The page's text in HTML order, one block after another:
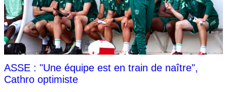
ASSE : "Une équipe est en train de naître",
Cathro optimiste